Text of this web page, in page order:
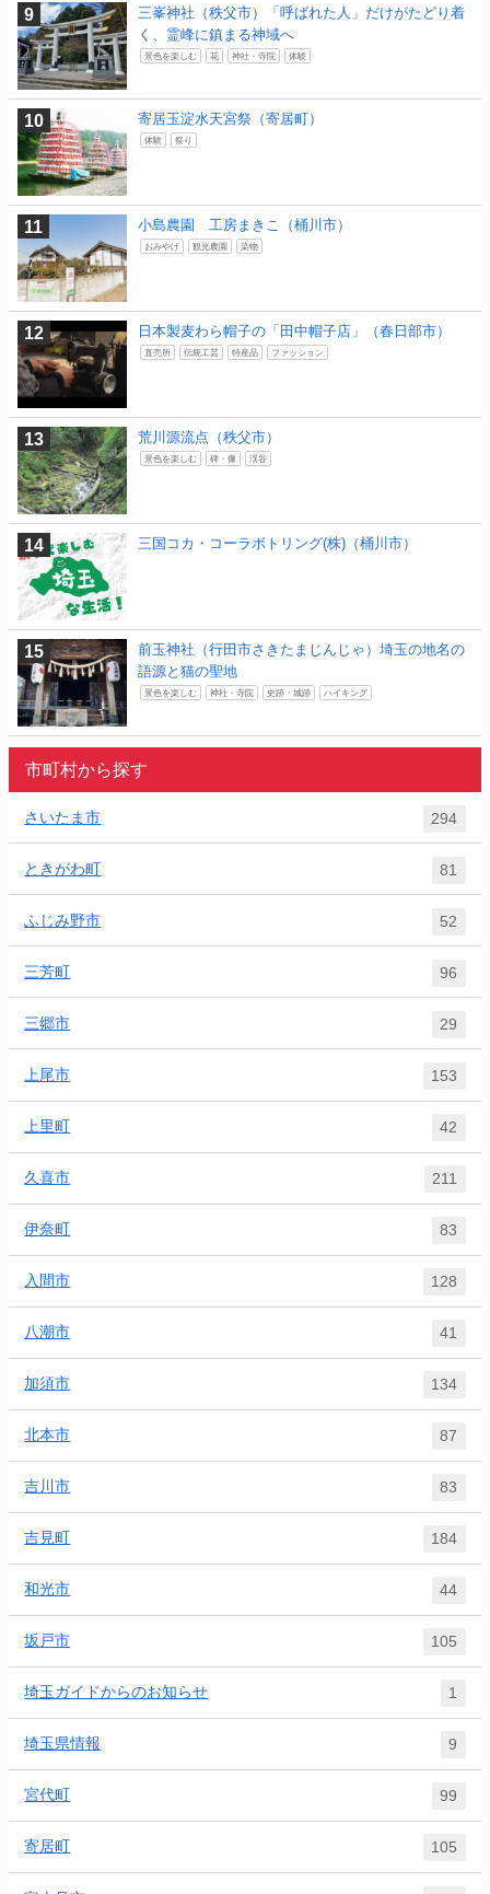
三峯神社（秩父市）「呼ばれた人」だけがたどり着
く、霊峰に鎮まる神域へ
景色を楽しむ 花 神社・寺院 体験
寄居玉淀水天宮祭（寄居町）
体験 祭り
小島農園 工房まきこ（桶川市）
おみやげ 観光農園 染物
日本製麦わら帽子の「田中帽子店」（春日部市）
直売所 伝統工芸 特産品 ファッション
荒川源流点（秩父市）
景色を楽しむ 碑・像 渓谷
三国コカ・コーラボトリング(株)（桶川市）
前玉神社（行田市さきたまじんじゃ）埼玉の地名の
語源と猫の聖地
景色を楽しむ 神社・寺院 史跡・城跡 ハイキング
市町村から探す
さいたま市 294
ときがわ町 81
ふじみ野市 52
三芳町 96
三郷市 29
上尾市 153
上里町 42
久喜市 211
伊奈町 83
入間市 128
八潮市 41
加須市 134
北本市 87
吉川市 83
吉見町 184
和光市 44
坂戸市 105
埼玉ガイドからのお知らせ 1
埼玉県情報 9
宮代町 99
寄居町 105